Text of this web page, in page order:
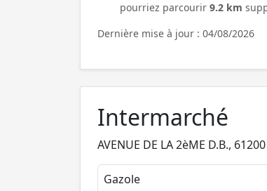
pourriez parcourir 9.2 km
Dernière mise à jour : 04/08/2026
Intermarché
AVENUE DE LA 2èME D.B.,
Gazole